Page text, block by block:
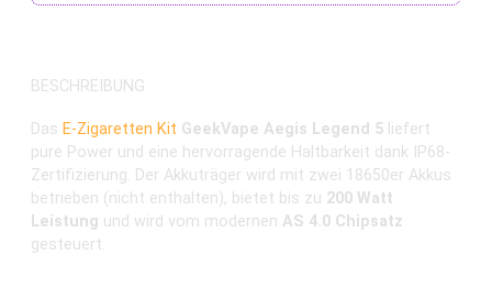
BESCHREIBUNG
Das E-Zigaretten Kit GeekVape Aegis Legend 5 liefert
pure Power und eine hervorragende Haltbarkeit dank IP68-
Zertifizierung. Der Akkuträger wird mit zwei 18650er Akkus
betrieben (nicht enthalten), bietet bis zu 200 Watt
Leistung und wird vom modernen AS 4.0 Chipsatz
gesteuert.